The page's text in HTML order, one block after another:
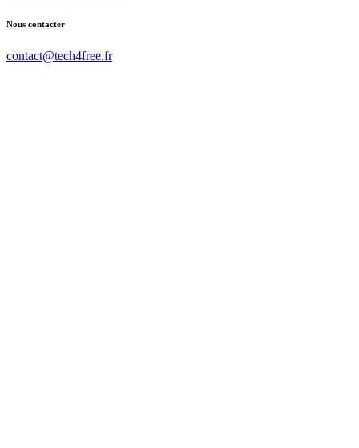
Nous contacter
contact@tech4free.fr